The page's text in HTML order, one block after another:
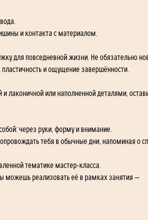
и контакта с материалом.
для повседневной жизни. Не обязательно
пластичность и ощущение завершённости.
лаконичной или наполненной деталями,
через руки, форму и внимание.
тебя в обычные дни, напоминая о
тематике мастер-класса.
можешь реализовать её в рамках занятия —